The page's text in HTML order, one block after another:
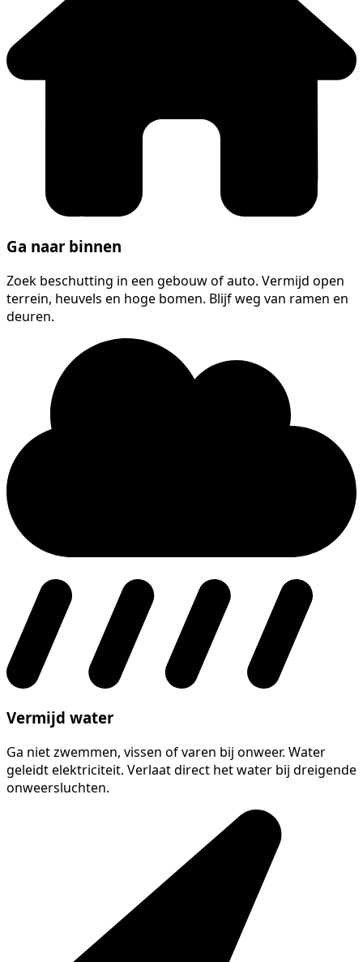
Ga naar binnen
Zoek beschutting in een gebouw of auto. Vermijd open
terrein, heuvels en hoge bomen. Blijf weg van ramen en
deuren.
Vermijd water
Ga niet zwemmen, vissen of varen bij onweer. Water
geleidt elektriciteit. Verlaat direct het water bij dreigende
onweersluchten.